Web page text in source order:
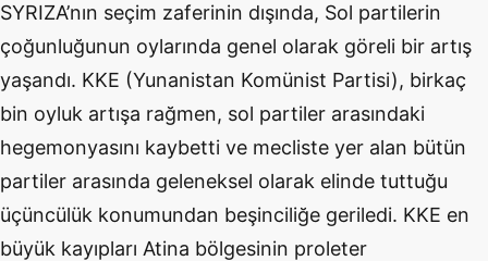
SYRIZA’nın seçim zaferinin dışında, Sol partilerin
çoğunluğunun oylarında genel olarak göreli bir artış
yaşandı. KKE (Yunanistan Komünist Partisi), birkaç
bin oyluk artışa rağmen, sol partiler arasındaki
hegemonyasını kaybetti ve mecliste yer alan bütün
partiler arasında geleneksel olarak elinde tuttuğu
üçüncülük konumundan beşinciliğe geriledi. KKE en
büyük kayıpları Atina bölgesinin proleter